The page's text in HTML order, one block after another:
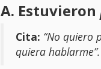
A. Estuvieron
Cita: “No quiero
quiera